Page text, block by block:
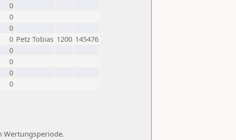
0
0
0
0 Petz Tobias 1200 145476
0
0
0
0
Wertungsperiode.